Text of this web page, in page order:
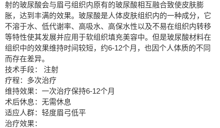
射的玻尿酸会与眉弓组织内原有的玻尿酸相互融合致使皮肤膨
胀，达到丰满的效果。玻尿酸是人体皮肤组织内的一种成分，它
不溶于水、低代谢率、高吸水、高保水性以及不易在组织内转移
等特性使其发展并应用于软组织填充美容中。但是玻尿酸材料在
组织中的效果维持时间较短，约6-12个月，也因个人体质的不同
而存在差异。
技术手段： 注射
疗程：多次治疗
维持效果：一次治疗保持6-12个月
术后休息：无需休息
适应人群：轻度眉弓低平
治疗效果：